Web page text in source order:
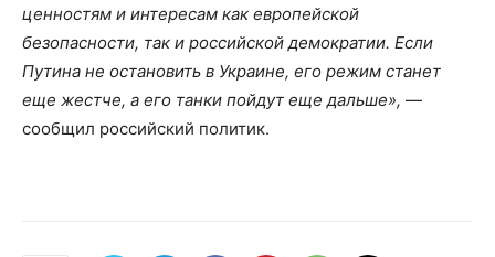
ценностям и интересам как европейской
безопасности, так и российской демократии. Если
Путина не остановить в Украине, его режим станет
еще жестче, а его танки пойдут еще дальше», —
сообщил российский политик.